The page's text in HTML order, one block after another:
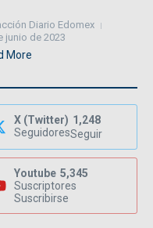
Diario Edomex
junio de 2023
More
X (Twitter) 1,248
SeguidoresSeguir
Youtube 5,345
Suscriptores
Suscribirse